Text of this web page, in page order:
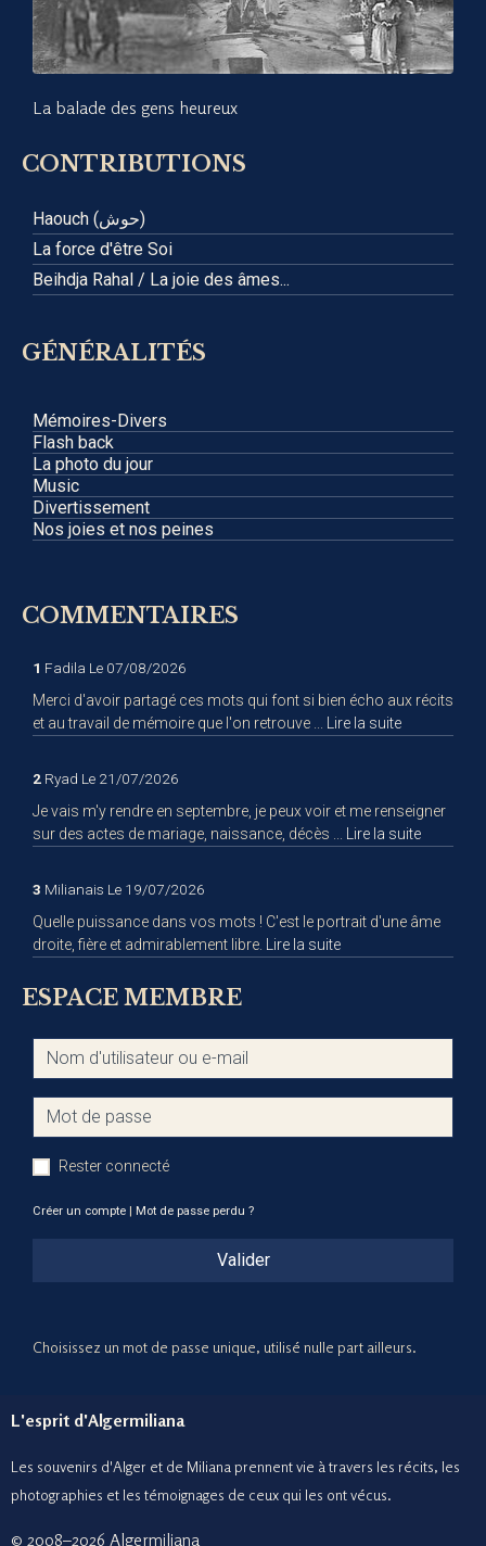
La balade des gens heureux
CONTRIBUTIONS
Haouch (حوش)
La force d'être Soi
Beihdja Rahal / La joie des âmes...
GÉNÉRALITÉS
Mémoires-Divers
Flash back
La photo du jour
Music
Divertissement
Nos joies et nos peines
COMMENTAIRES
1 Fadila Le 07/08/2026
Merci d'avoir partagé ces mots qui font si bien écho aux récits
et au travail de mémoire que l'on retrouve ...
Lire la suite
2 Ryad Le 21/07/2026
Je vais m'y rendre en septembre, je peux voir et me renseigner
sur des actes de mariage, naissance, décès ...
Lire la suite
3 Milianais Le 19/07/2026
Quelle puissance dans vos mots ! C'est le portrait d'une âme
droite, fière et admirablement libre.
Lire la suite
ESPACE MEMBRE
Rester connecté
Créer un compte Mot de passe perdu ?
Valider
Choisissez un mot de passe unique, utilisé nulle part ailleurs.
L'esprit d'Algermiliana
Les souvenirs d'Alger et de Miliana prennent vie à travers les récits, les
photographies et les témoignages de ceux qui les ont vécus.
© 2008–2026 Algermiliana